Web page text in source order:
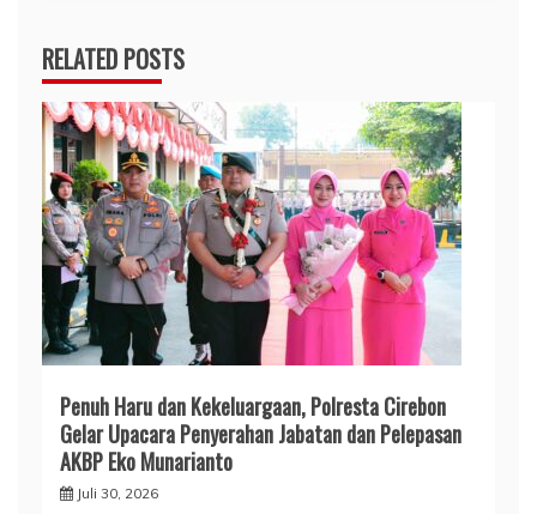
RELATED POSTS
Penuh Haru dan Kekeluargaan, Polresta Cirebon
Gelar Upacara Penyerahan Jabatan dan Pelepasan
AKBP Eko Munarianto
Juli 30, 2026